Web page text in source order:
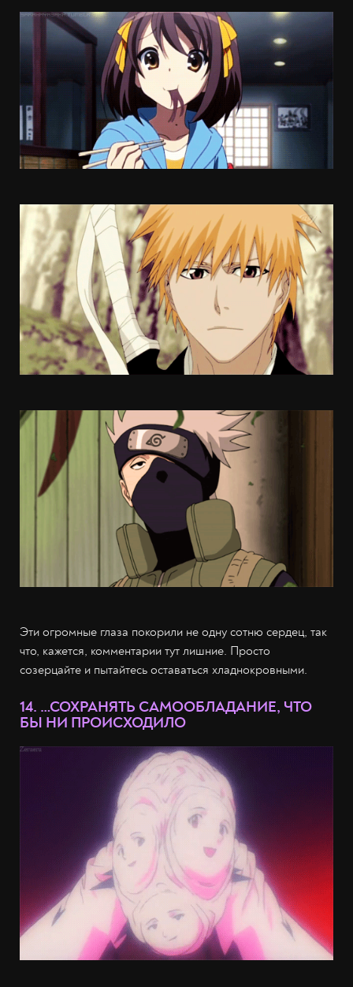
Эти огромные глаза покорили не одну сотню сердец, так
что, кажется, комментарии тут лишние. Просто
созерцайте и пытайтесь оставаться хладнокровными.
14. …СОХРАНЯТЬ САМООБЛАДАНИЕ, ЧТО
БЫ НИ ПРОИСХОДИЛО